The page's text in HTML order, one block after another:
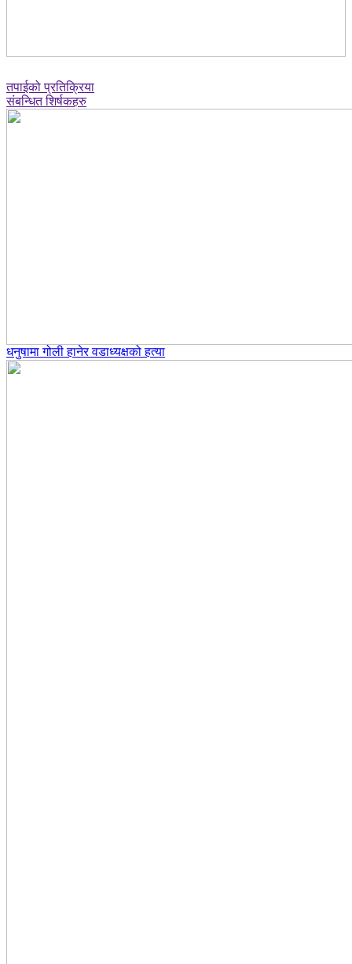
तपाईको प्रतिक्रिया
संबन्धित शिर्षकहरु
धनुषामा गोली हानेर वडाध्यक्षको हत्या